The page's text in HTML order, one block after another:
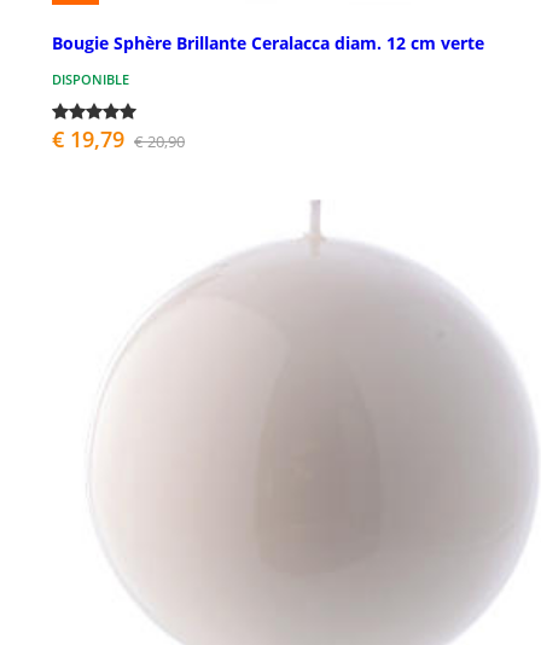
Bougie Sphère Brillante Ceralacca diam. 12 cm verte
DISPONIBLE
€ 19,79 € 20,90